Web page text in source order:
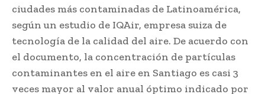
ciudades más contaminadas de Latinoamérica,
según un estudio de IQAir, empresa suiza de
tecnología de la calidad del aire. De acuerdo con
el documento, la concentración de partículas
contaminantes en el aire en Santiago es casi 3
veces mayor al valor anual óptimo indicado por